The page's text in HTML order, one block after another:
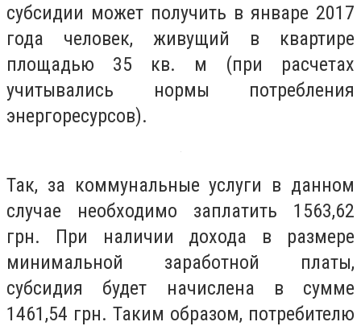
субсидии может получить в январе 2017
года человек, живущий в квартире
площадью 35 кв. м (при расчетах
учитывались нормы потребления
энергоресурсов).
Так, за коммунальные услуги в данном
случае необходимо заплатить 1563,62
грн. При наличии дохода в размере
минимальной заработной платы,
субсидия будет начислена в сумме
1461,54 грн. Таким образом, потребителю